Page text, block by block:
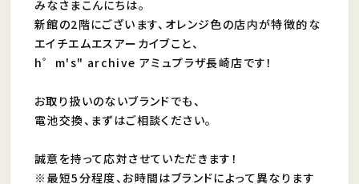
みなさまこんにちは。
新館の2階にございます、オレンジ色の店内が特徴的な
エイチエムエスアーカイブこと、
h゜m's" archive アミュプラザ長崎店です！
お取り扱いのないブランドでも、
電池交換、まずはご相談ください。
誠意を持って応対させていただきます！
※最短5分程度、お時間はブランドによって異なります